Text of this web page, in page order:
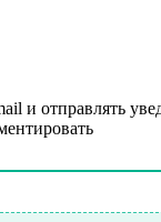
и отправлять